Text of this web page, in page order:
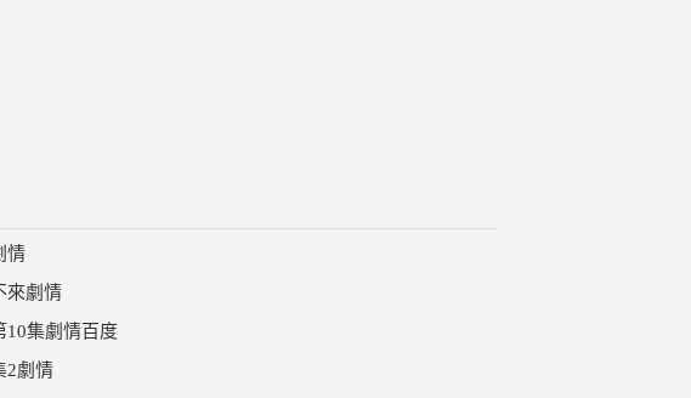
情
來劇情
10集劇情百度
2劇情